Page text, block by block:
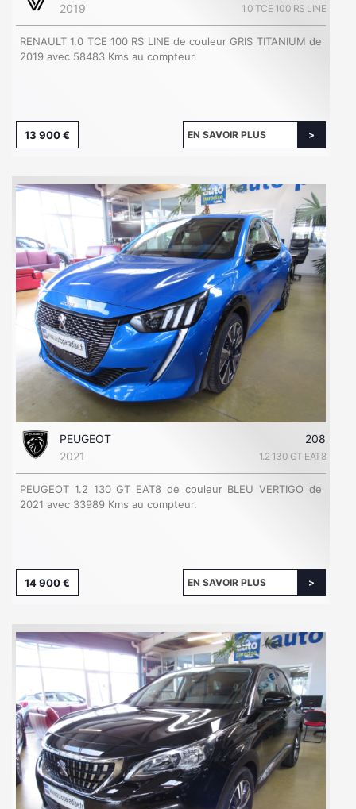
2019 1.0 TCE 100 RS LINE
RENAULT 1.0 TCE 100 RS LINE de couleur GRIS TITANIUM de
2019 avec 58483 Kms au compteur.
13 900 € EN SAVOIR PLUS
PEUGEOT
208
2021
1.2 130 GT EAT8
PEUGEOT 1.2 130 GT EAT8 de couleur BLEU VERTIGO de
2021 avec 33989 Kms au compteur.
14 900 € EN SAVOIR PLUS